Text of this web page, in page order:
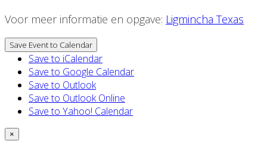
Voor meer informatie en opgave: Ligmincha Texas
Save Event to Calendar
Save to iCalendar
Save to Google Calendar
Save to Outlook
Save to Outlook Online
Save to Yahoo! Calendar
×